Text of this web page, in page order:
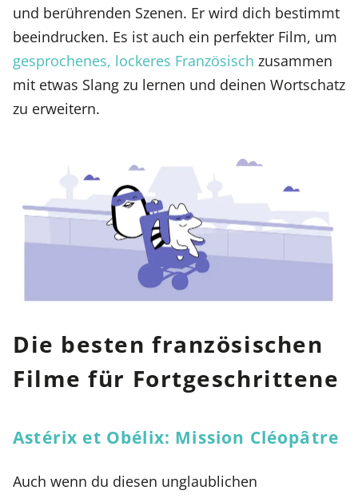
und berührenden Szenen. Er wird dich bestimmt
beeindrucken. Es ist auch ein perfekter Film, um
gesprochenes, lockeres Französisch zusammen
mit etwas Slang zu lernen und deinen Wortschatz
zu erweitern.
Die besten französischen
Filme für Fortgeschrittene
Astérix et Obélix: Mission Cléopâtre
Auch wenn du diesen unglaublichen